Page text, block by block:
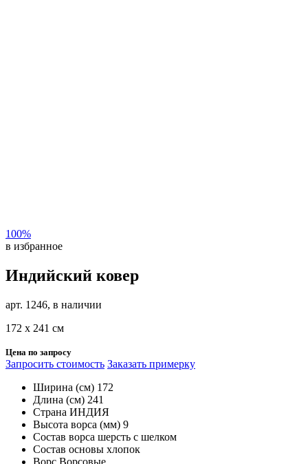
100%
в избранное
Индийский ковер
арт. 1246, в наличии
172 х 241 см
Цена по запросу
Запросить стоимость Заказать примерку
Ширина (см) 172
Длина (см) 241
Страна ИНДИЯ
Высота ворса (мм) 9
Состав ворса шерсть с шелком
Состав основы хлопок
Ворс Ворсовые